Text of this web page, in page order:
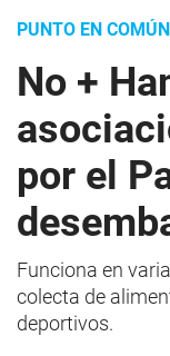
PUNTO EN COMÚN
No +
por el
Funciona en
colecta de
deportivos.